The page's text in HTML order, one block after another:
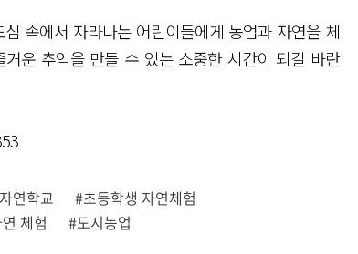
속에서 자라나는 어린이들에게 농업과 자연을 체
운 추억을 만들 수 있는 소중한 시간이 되길 바란
연학교
#초등학생 자연체험
체험 #도시농업